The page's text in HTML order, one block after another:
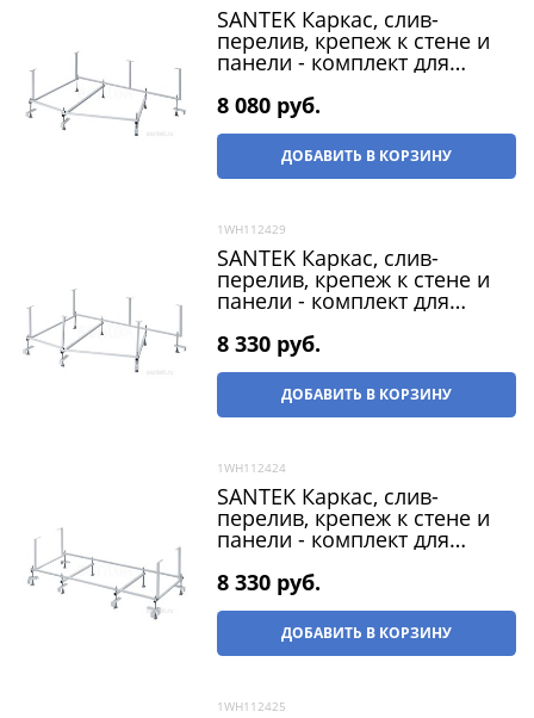
SANTEK Каркас, слив-
перелив, крепеж к стене и
панели - комплект для
8 080 руб.
ДОБАВИТЬ В КОРЗИНУ
1WH112429
SANTEK Каркас, слив-
перелив, крепеж к стене и
панели - комплект для
и R
8 330 руб.
ДОБАВИТЬ В КОРЗИНУ
1WH112424
SANTEK Каркас, слив-
перелив, крепеж к стене и
панели - комплект для
Тенерифе 150x70
8 330 руб.
ДОБАВИТЬ В КОРЗИНУ
1WH112425